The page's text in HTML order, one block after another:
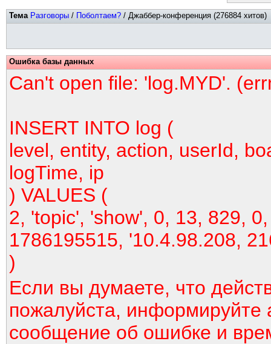
Тема Разговоры / Поболтаем? / Джаббер-конференция (276884 хитов)
Ошибка базы данных
Can't open file: 'log.MYD'.
INSERT INTO log (
level, entity, action, userId,
logTime, ip
) VALUES (
2, 'topic', 'show', 0, 13, 829,
1786195515, '10.4.98.208,
)
Если вы думаете, что
пожалуйста, информируйте
сообщение об ошибке и